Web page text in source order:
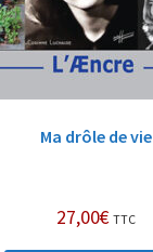
Ma drôle de vie
27,00€ TTC